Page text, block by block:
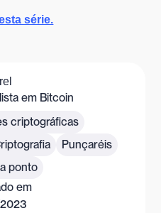
série.
em Bitcoin
criptográficas
Punçaréis
ponto
em